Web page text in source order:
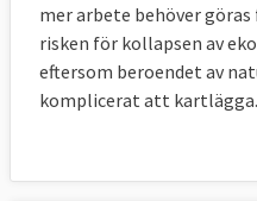
mer arbete behöver
risken för kollapsen av
eftersom beroendet av
komplicerat att kartlägga.